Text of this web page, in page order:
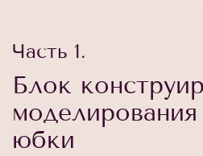
Часть 1.
Блок
юбки